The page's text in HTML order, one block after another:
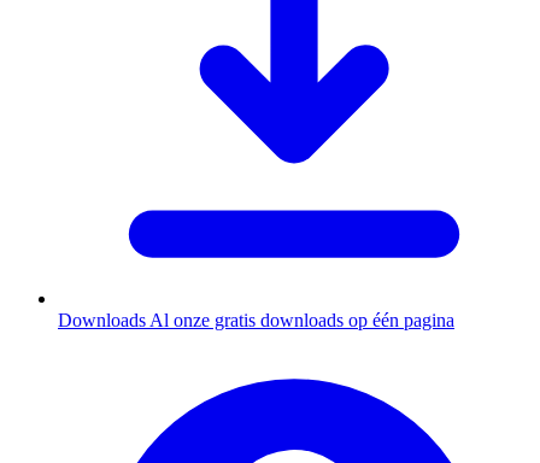
Downloads Al onze gratis downloads op één pagina